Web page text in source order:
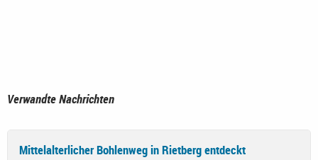
Verwandte Nachrichten
Mittelalterlicher Bohlenweg in Rietberg entdeckt